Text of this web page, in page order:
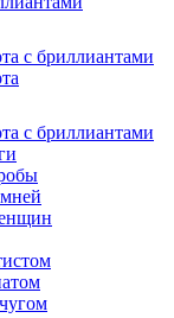
с бриллиантами
с бриллиантами